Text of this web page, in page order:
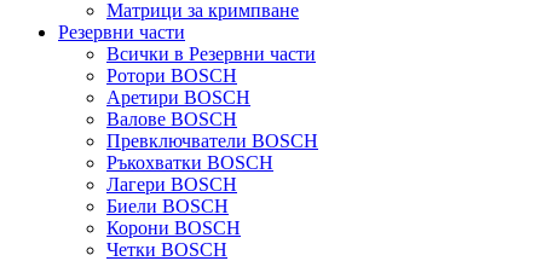
Матрици за кримпване
Резервни части
Всички в Резервни части
Ротори BOSCH
Аретири BOSCH
Валове BOSCH
Превключватели BOSCH
Ръкохватки BOSCH
Лагери BOSCH
Биели BOSCH
Корони BOSCH
Четки BOSCH